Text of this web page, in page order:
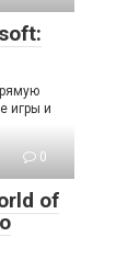
игры и
0
of